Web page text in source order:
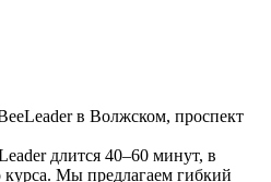
в Волжском, проспект
длится 40–60 минут, в
курса. Мы предлагаем гибкий